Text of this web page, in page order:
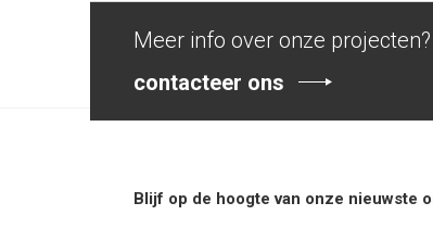
Meer info over onze projecten?
contacteer ons
Blijf op de hoogte van onze nieuwste